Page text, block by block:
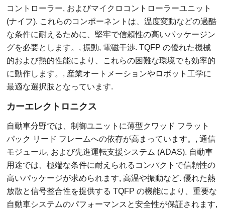
コントローラー, およびマイクロコントローラーユニット
(ナイフ). これらのコンポーネントは、温度変動などの過酷
な条件に耐えるために、堅牢で信頼性の高いパッケージン
グを必要とします。, 振動, 電磁干渉. TQFP の優れた機械
的および熱的性能により、これらの困難な環境でも効率的
に動作します。, 産業オートメーションやロボット工学に
最適な選択肢となっています.
カーエレクトロニクス
自動車分野では、制御ユニットに薄型クワッド フラット
パック リード フレームへの依存が高まっています。, 通信
モジュール, および先進運転支援システム (ADAS). 自動車
用途では、極端な条件に耐えられるコンパクトで信頼性の
高いパッケージが求められます, 高温や振動など. 優れた熱
放散と信号整合性を提供する TQFP の機能により、重要な
自動車システムのパフォーマンスと安全性が保証されます,